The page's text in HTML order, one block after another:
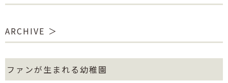
ARCHIVE
ファンが生まれる幼稚園